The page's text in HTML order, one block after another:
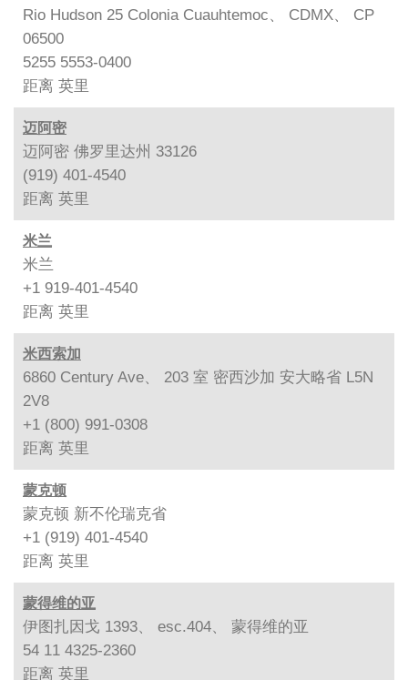
Rio Hudson 25 Colonia Cuauhtemoc、 CDMX、 CP
06500
5255 5553-0400
距离 英里
迈阿密
迈阿密 佛罗里达州 33126
(919) 401-4540
距离 英里
米兰
米兰
+1 919-401-4540
距离 英里
米西索加
6860 Century Ave、 203 室 密西沙加 安大略省 L5N
2V8
+1 (800) 991-0308
距离 英里
蒙克顿
蒙克顿 新不伦瑞克省
+1 (919) 401-4540
距离 英里
蒙得维的亚
伊图扎因戈 1393、 esc.404、 蒙得维的亚
54 11 4325-2360
距离 英里